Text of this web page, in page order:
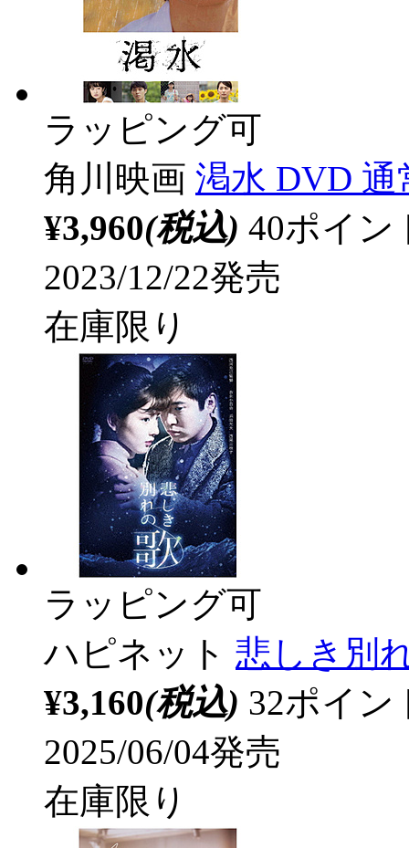
ラッピング可
角川映画 渇水 DVD 通
¥3,960(税込) 40ポイ
2023/12/22発売
在庫限り
ラッピング可
ハピネット 悲しき別
¥3,160(税込) 32ポイ
2025/06/04発売
在庫限り